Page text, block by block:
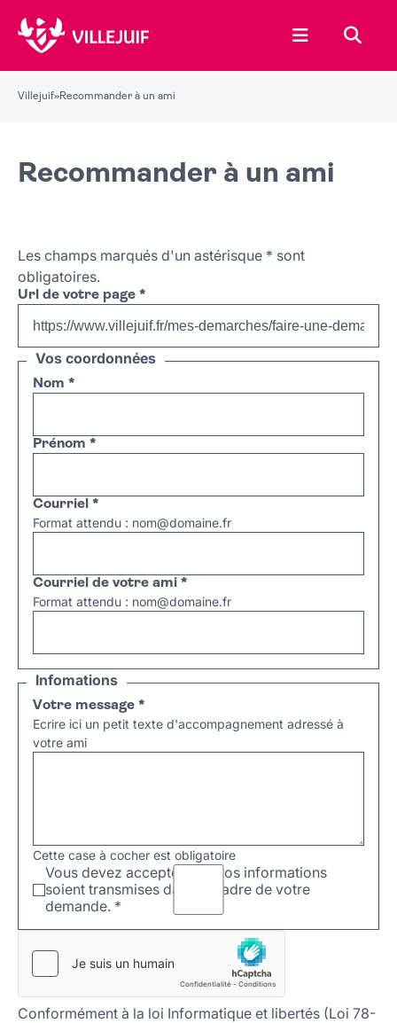
Ouvrir le
Villejuif»Recommander à un ami
Recommander à un ami
Les champs marqués d'un astérisque * sont
obligatoires.
Url de votre page *
Vos coordonnées
Nom *
Prénom *
Courriel *
Format attendu : nom@domaine.fr
Courriel de votre ami *
Format attendu : nom@domaine.fr
Infomations
Votre message *
Ecrire ici un petit texte d'accompagnement adressé à
votre ami
Cette case à cocher est obligatoire
Vous devez accepter que vos informations
soient transmises dans le cadre de votre
demande. *
Conformément à la loi Informatique et libertés (Loi 78-